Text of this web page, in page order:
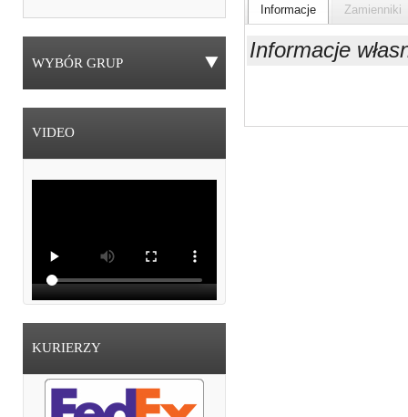
WYBÓR GRUP
VIDEO
KURIERZY
Informacje Zamienniki
Informacje